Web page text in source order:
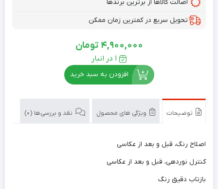
اصالت کالاها از برترین برندها
تحویل سریع در کمترین زمان ممکن
4,900,000 تومان
1 در انبار
افزودن به سبد خرید
توضیحات ویژگی های محصول نقد و بررسی‌ها (0)
اصلاح رنگ، قبل و بعد از عکاسی
کنترل نوردهی، قبل و بعد از عکاسی
بازتاب دقیق رنگ